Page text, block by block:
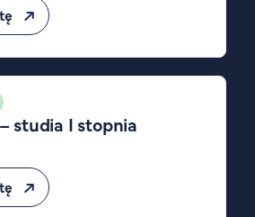
studia I stopnia